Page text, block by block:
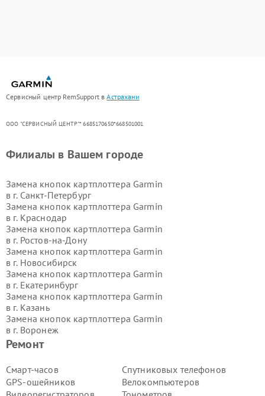
Сервисный центр RemSupport вАстрахани
ООО "СЕРВИСНЫЙ ЦЕНТР"* 6685170650*668501001
Ремонт
Смарт-часов
GPS-ошейников
Спутниковых телефонов
Велокомпьютеров
Филиалы в Вашем городе
Замена кнопок картплоттера Garmin
в г. Санкт-Петербург
Замена кнопок картплоттера Garmin
в г. Краснодар
Замена кнопок картплоттера Garmin
в г. Ростов-на-Дону
Замена кнопок картплоттера Garmin
в г. Новосибирск
Замена кнопок картплоттера Garmin
в г. Екатеринбург
Замена кнопок картплоттера Garmin
в г. Казань
Замена кнопок картплоттера Garmin
в г. Воронеж
Замена кнопок картплоттера Garmin
в г.Волгоград
в г.Самара
Замена кнопок картплоттера Garmin